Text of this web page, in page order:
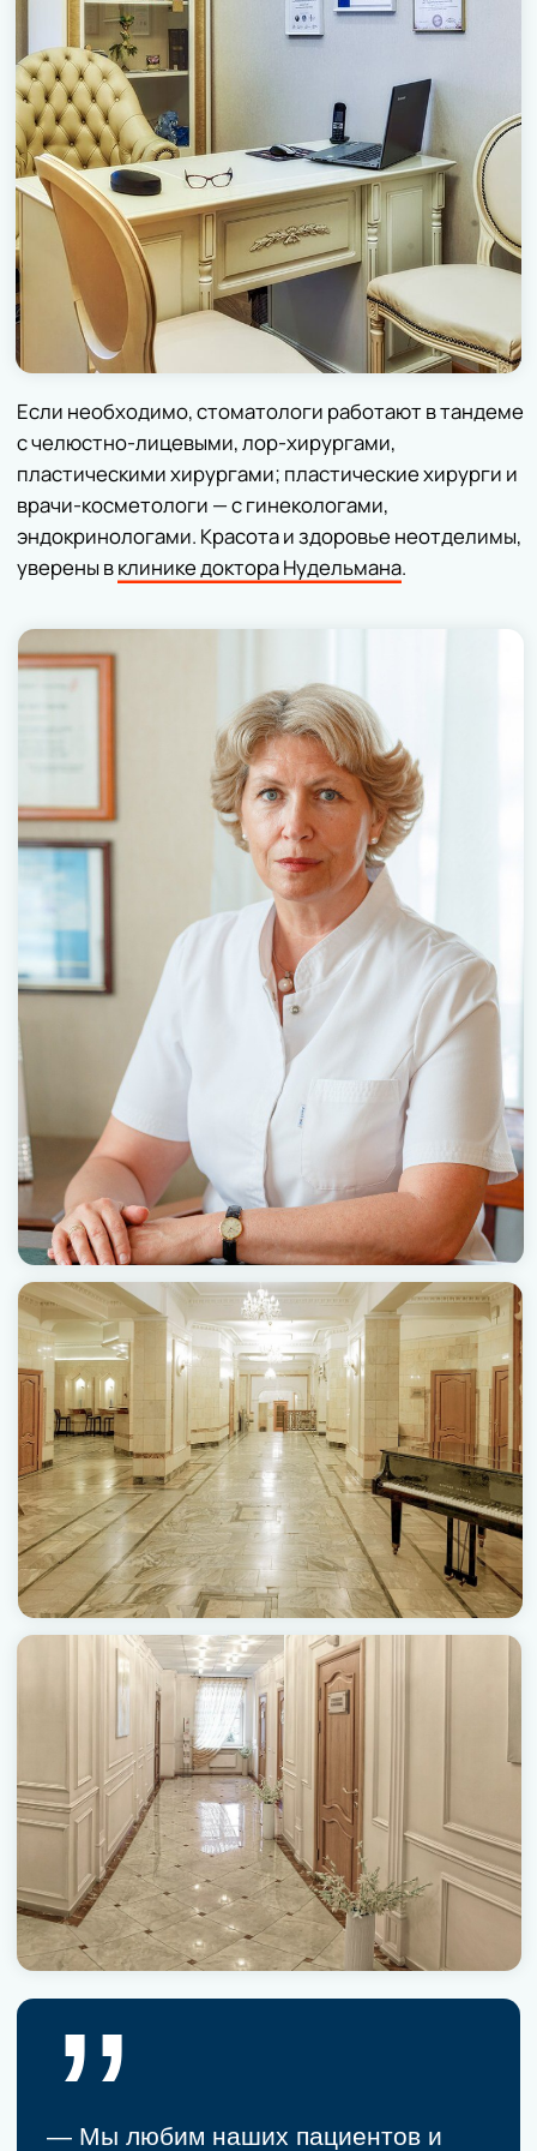
Всю весну владельцам
подарочных
сертификатов на услуги
центра от 30 000 рублей
клиника дарит
15%
скидки на наркоз и
стационарпри
пластических
операциях.
Перед приездом можно получить онлайн-
консультацию от специалиста клиники и
задать ему вопросы. Для этого нужно
записаться на сайтеклиники.
— Мы любим наших пациентов и
делаем всё, чтобы в наших стенах
всем было уютно. У нас
комфортный стационар и отлично
оснащенные операционные. Однако
многие проблемы здоровья можно
Иногородние пациенты могут
забронировать палату для себя и
сопровождающих для комфортного
пребывания во время обследования
или амбулаторных манипуляций.
Доступна и такая опция, как
индивидуальное питание, —
рассказывают специалисты клиники.
,,
НАШИ ВОЗМОЖНОСТИ